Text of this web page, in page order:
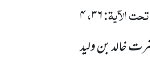
الآیۃ:۳۶،۴
خالد بن ولید